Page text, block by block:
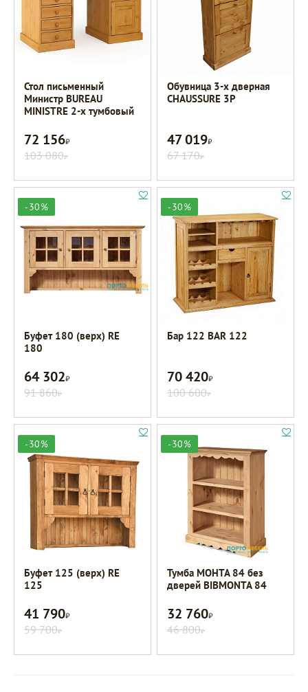
Стол письменный
Министр BUREAU
MINISTRE 2-х тумбовый
72 156Р
103 080Р
Обувница 3-х дверная
CHAUSSURE 3P
47 019Р
67 170Р
-30%
Буфет 180 (верх) RE
180
64 302Р
91 860Р
-30%
Бар 122 BAR 122
70 420Р
100 600Р
-30%
Буфет 125 (верх) RE
125
41 790Р
59 700Р
-30%
Тумба МОНТА 84 без
дверей BIBMONTA 84
32 760Р
46 800Р